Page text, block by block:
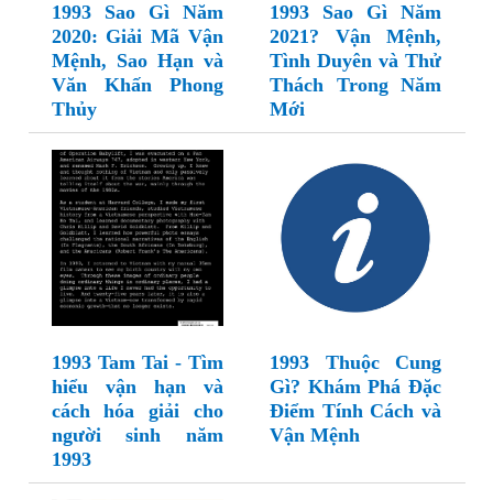
1993 Sao Gì Năm
2020: Giải Mã Vận
Mệnh, Sao Hạn và
Văn Khấn Phong
Thủy
1993 Sao Gì Năm
2021? Vận Mệnh,
Tình Duyên và Thử
Thách Trong Năm
Mới
1993 Tam Tai - Tìm
hiểu vận hạn và
cách hóa giải cho
người sinh năm
1993
1993 Thuộc Cung
Gì? Khám Phá Đặc
Điểm Tính Cách và
Vận Mệnh